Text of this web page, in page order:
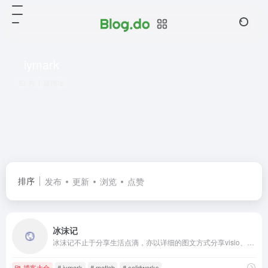
排序 发布 更新 浏览 点赞
冰沫记